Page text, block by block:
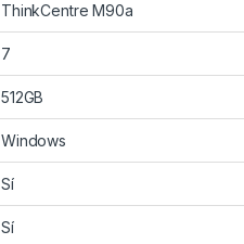
ThinkCentre M90a
7
512GB
Windows
Sí
Sí